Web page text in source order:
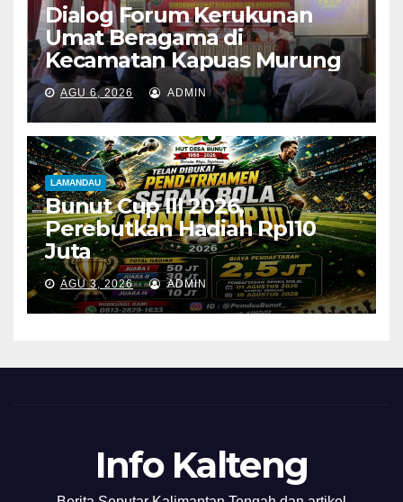
Dialog Forum Kerukunan
Umat Beragama di
Kecamatan Kapuas Murung
AGU 6, 2026 ADMIN
LAMANDAU
Bunut Cup III 2026,
Perebutkan Hadiah Rp110
Juta
AGU 3, 2026 ADMIN
Info Kalteng